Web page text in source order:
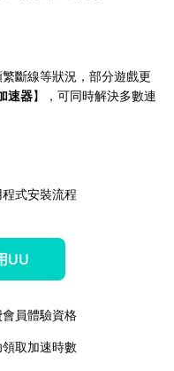
斷線等狀況，部分遊戲更
速器】，可同時解決多數連
式安裝流程
UU
員體驗資格
取加速時數